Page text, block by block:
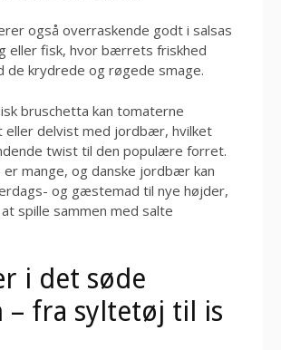
også overraskende godt i salsas
eller fisk, hvor bærrets friskhed
de krydrede og røgede smage.
bruschetta kan tomaterne
delvist med jordbær, hvilket
twist til den populære forret.
er mange, og danske jordbær kan
og gæstemad til nye højder,
spille sammen med salte
i det søde
– fra syltetøj til is